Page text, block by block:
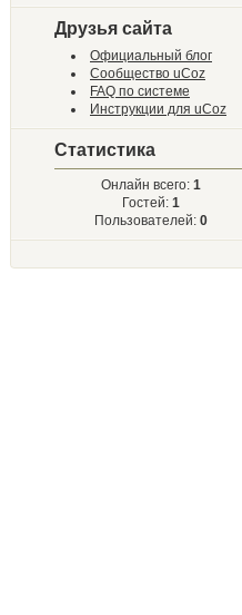
Друзья сайта
Официальный блог
Сообщество uCoz
FAQ по системе
Инструкции для uCoz
Статистика
Онлайн всего: 1
Гостей: 1
Пользователей: 0